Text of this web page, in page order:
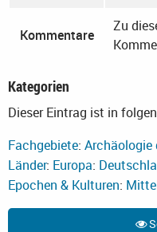
Kommentare
Zu
Kategorien
Dieser Eintrag ist in
Fachgebiete:
Länder: Europa:
Epochen & Kulturen: